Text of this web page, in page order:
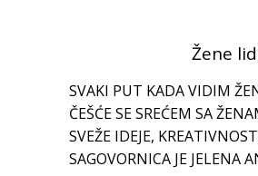
Žene
SVAKI PUT KADA VIDIM
ČEŠĆE SE SREĆEM SA
SVEŽE IDEJE,
SAGOVORNICA JE JELENA